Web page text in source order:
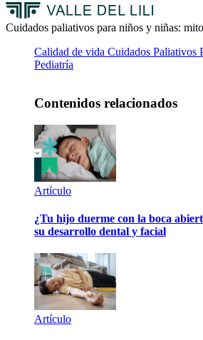
Cuidados paliativos para niños y niñas:
Calidad de vida Cuidados Paliativos
Pediatría
Contenidos relacionados
Artículo
¿Tu hijo duerme con la boca
su desarrollo dental y facial
Artículo